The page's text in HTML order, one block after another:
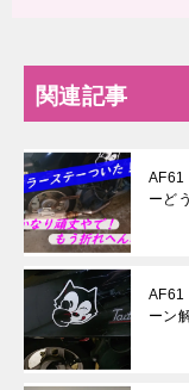
関連記事
AF61
ーど
AF61
ーン